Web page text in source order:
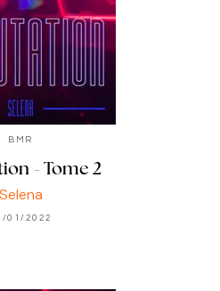
BMR
- Tome 2
Selena
01/2022